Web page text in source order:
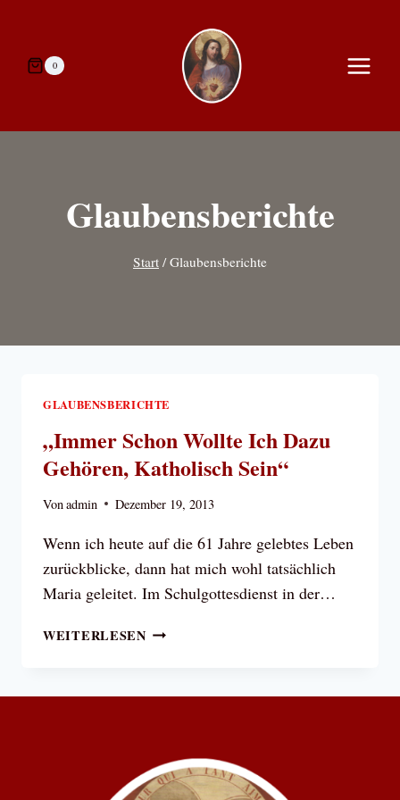
springen0
Glaubensberichte
Start / Glaubensberichte
GLAUBENSBERICHTE
„Immer Schon Wollte Ich Dazu
Gehören, Katholisch Sein“
Vonadmin Dezember 19, 2013
Wenn ich heute auf die 61 Jahre gelebtes Leben
zurückblicke, dann hat mich wohl tatsächlich
Maria geleitet. Im Schulgottesdienst in der…
WEITERLESEN„IMMER
ICH
KATHOLISCH
SEIN“